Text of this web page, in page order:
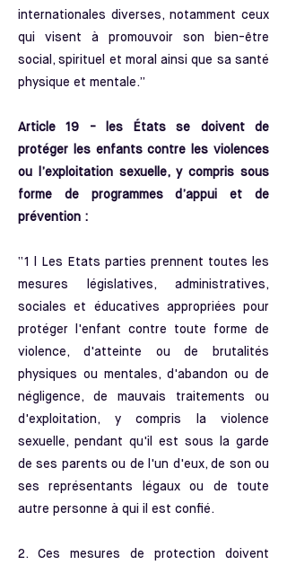
internationales diverses, notamment ceux
qui visent à promouvoir son bien-être
social, spirituel et moral ainsi que sa santé
physique et mentale.”
Article 19 - les États se doivent de
protéger les enfants contre les violences
ou l’exploitation sexuelle, y compris sous
forme de programmes d’appui et de
prévention :
“1 l Les Etats parties prennent toutes les
mesures législatives, administratives,
sociales et éducatives appropriées pour
protéger l'enfant contre toute forme de
violence, d'atteinte ou de brutalités
physiques ou mentales, d'abandon ou de
négligence, de mauvais traitements ou
d'exploitation, y compris la violence
sexuelle, pendant qu'il est sous la garde
de ses parents ou de l'un d'eux, de son ou
ses représentants légaux ou de toute
autre personne à qui il est confié.
2. Ces mesures de protection doivent